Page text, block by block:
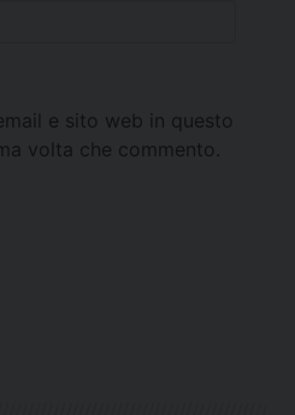
e sito web in questo
volta che commento.